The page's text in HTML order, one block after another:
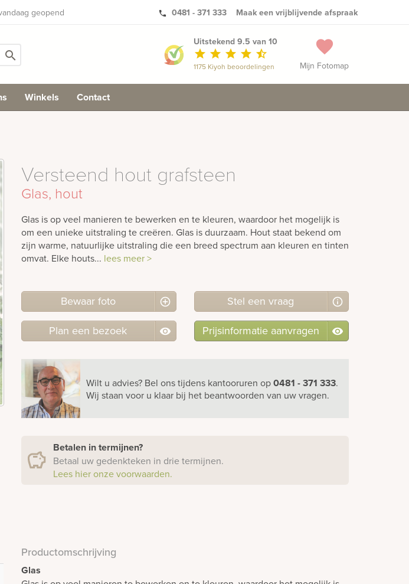
geopend phone 0481 - 371 333 Maak een vrijblijvende afspraak
search favorite
Mijn Fotomap
Uitstekend 9.5 van 10
star star star star star_half
1175 Kiyoh beoordelingen
Winkels Contact
Versteend hout grafsteen
Glas, hout
Glas is op veel manieren te bewerken en te kleuren, waardoor het mogelijk is
om een unieke uitstraling te creëren. Glas is duurzaam. Hout staat bekend om
zijn warme, natuurlijke uitstraling die een breed spectrum aan kleuren en tinten
omvat. Elke houts... lees meer >
Bewaar foto Stel een vraag
Plan een bezoek Prijsinformatie aanvragen
Wilt u advies? Bel onstijdens kantooruren op0481 - 371 333.
Wij staan voor u klaar bij het beantwoorden van uw vragen.
Betalen in termijnen?
Betaal uw gedenkteken in drie termijnen.
Lees hier onze voorwaarden.
Productomschrijving
Glas